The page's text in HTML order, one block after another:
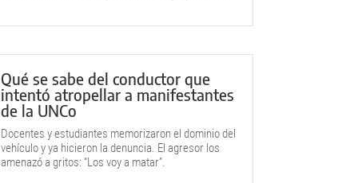
Qué se sabe del conductor que
intentó atropellar a manifestantes
de la UNCo
Docentes y estudiantes memorizaron el dominio del
vehículo y ya hicieron la denuncia. El agresor los
amenazó a gritos: “Los voy a matar”.